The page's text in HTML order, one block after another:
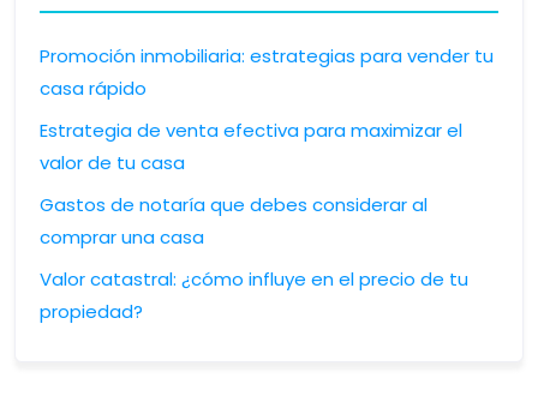
Promoción inmobiliaria: estrategias para vender tu
casa rápido
Estrategia de venta efectiva para maximizar el
valor de tu casa
Gastos de notaría que debes considerar al
comprar una casa
Valor catastral: ¿cómo influye en el precio de tu
propiedad?